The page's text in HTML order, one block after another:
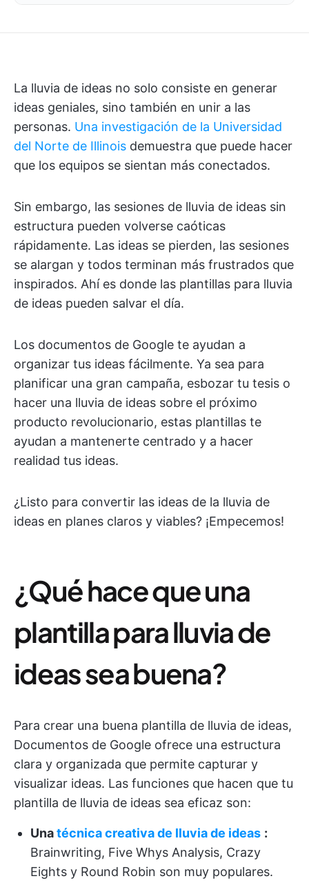
La lluvia de ideas no solo consiste en generar
ideas geniales, sino también en unir a las
personas. Una investigación de la Universidad
del Norte de Illinois demuestra que puede hacer
que los equipos se sientan más conectados.
Sin embargo, las sesiones de lluvia de ideas sin
estructura pueden volverse caóticas
rápidamente. Las ideas se pierden, las sesiones
se alargan y todos terminan más frustrados que
inspirados. Ahí es donde las plantillas para lluvia
de ideas pueden salvar el día.
Los documentos de Google te ayudan a
organizar tus ideas fácilmente. Ya sea para
planificar una gran campaña, esbozar tu tesis o
hacer una lluvia de ideas sobre el próximo
producto revolucionario, estas plantillas te
ayudan a mantenerte centrado y a hacer
realidad tus ideas.
¿Listo para convertir las ideas de la lluvia de
ideas en planes claros y viables? ¡Empecemos!
¿Qué hace que una
plantilla para lluvia de
ideas sea buena?
Para crear una buena plantilla de lluvia de ideas,
Documentos de Google ofrece una estructura
clara y organizada que permite capturar y
visualizar ideas. Las funciones que hacen que tu
plantilla de lluvia de ideas sea eficaz son:
Unatécnica creativa de lluvia de ideas :
Brainwriting, Five Whys Analysis, Crazy
Eights y Round Robin son muy populares.